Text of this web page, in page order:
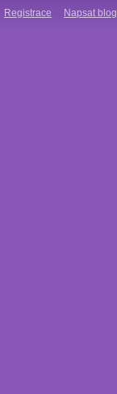
Registrace Napsat blog